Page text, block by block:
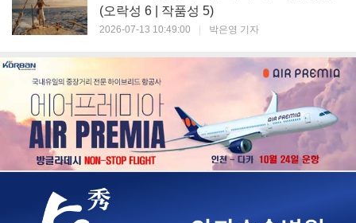
(오락성 6 | 작품성 5)
2026-07-13 10:49:00 박은영 기자